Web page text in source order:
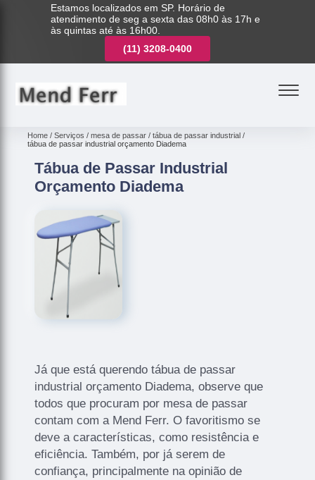
Estamos localizados em SP. Horário de
atendimento de seg a sexta das 08h0 às 17h e
às quintas até às 16h00.
(11) 3208-0400
Home Serviços mesa de passar
tábua de passar industrial
tábua de passar industrial orçamento Diadema
Tábua de Passar Industrial
Orçamento Diadema
Já que está querendo tábua de passar
industrial orçamento Diadema, observe que
todos que procuram por mesa de passar
contam com a Mend Ferr. O favoritismo se
deve a características, como resistência e
eficiência. Também, por já serem de
confiança, principalmente na opinião de